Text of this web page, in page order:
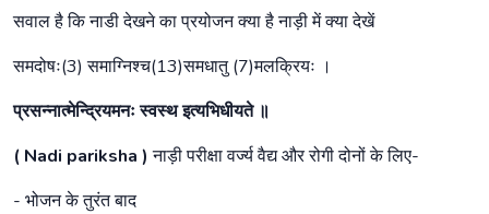
सवाल है कि नाडी देखने का प्रयोजन क्या है नाड़ी में क्या देखें
समदोषः(3) समाग्निश्च(13)समधातु (7)मलक्रियः ।
प्रसन्नात्मेन्द्रियमनः स्वस्थ इत्यभिधीयते ॥
( Nadi pariksha )नाड़ी परीक्षा वर्ज्य वैद्य और रोगी दोनों के लिए-
- भोजन के तुरंत बाद